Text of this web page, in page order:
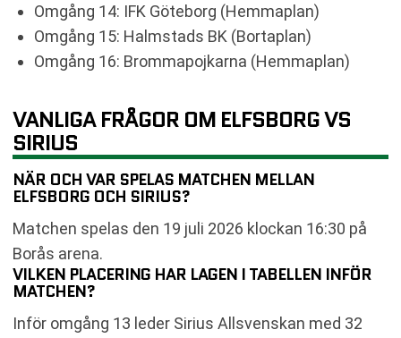
Omgång 14: IFK Göteborg (Hemmaplan)
Omgång 15: Halmstads BK (Bortaplan)
Omgång 16: Brommapojkarna (Hemmaplan)
VANLIGA FRÅGOR OM ELFSBORG VS
SIRIUS
NÄR OCH VAR SPELAS MATCHEN MELLAN
ELFSBORG OCH SIRIUS?
Matchen spelas den 19 juli 2026 klockan 16:30 på
Borås arena.
VILKEN PLACERING HAR LAGEN I TABELLEN INFÖR
MATCHEN?
Inför omgång 13 leder Sirius Allsvenskan med 32